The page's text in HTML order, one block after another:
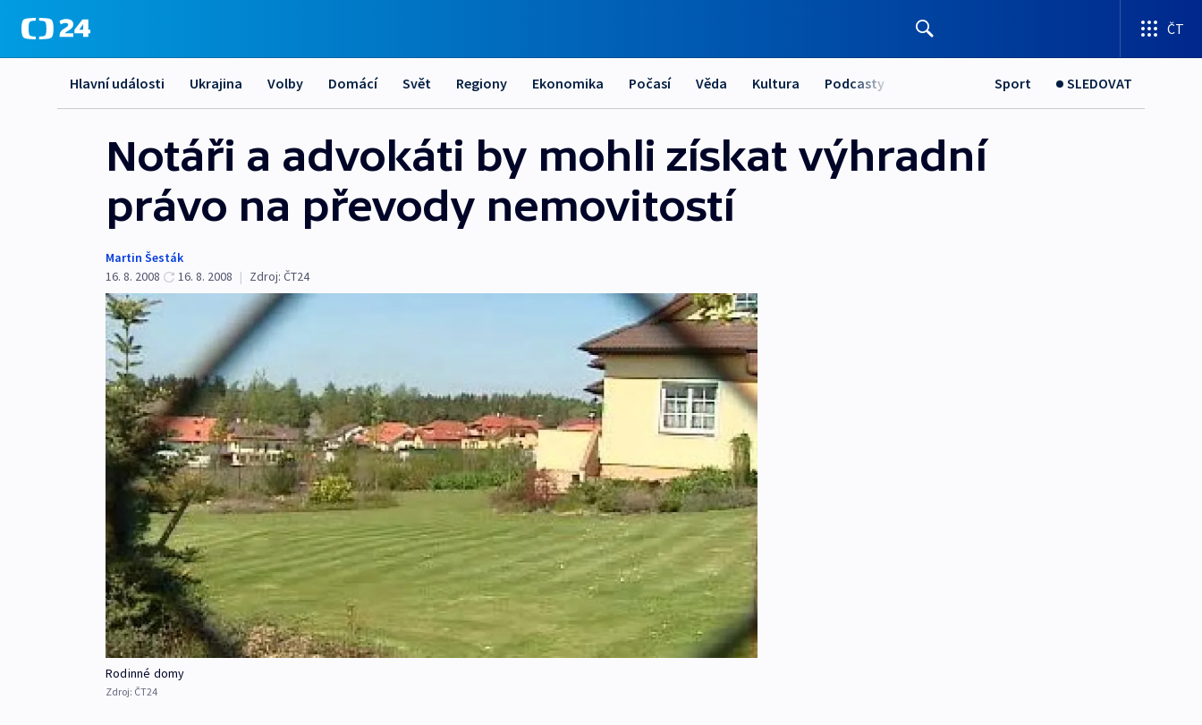
ČT
Hlavní události Ukrajina Volby Domácí Svět Regiony Ekonomika Počasí Věda Kultura Podcasty Sport SLEDOVAT
Notáři a advokáti by mohli získat výhradní
právo na převody nemovitostí
Martin Šesták
16. 8. 2008
16. 8. 2008 | Zdroj: ČT24
Rodinné domy
Zdroj: ČT24